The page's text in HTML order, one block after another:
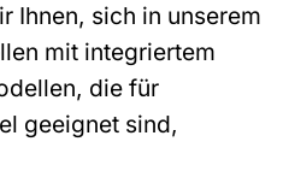
Ihnen, sich in unserem
mit integriertem
die für
geeignet sind,